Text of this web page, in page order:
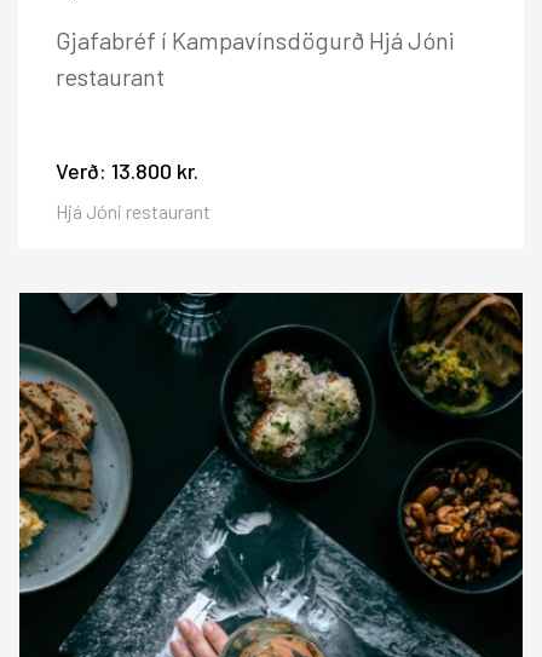
Gjafabréf í Kampavínsdögurð Hjá Jóni
restaurant
Verð: 13.800 kr.
Hjá Jóni restaurant